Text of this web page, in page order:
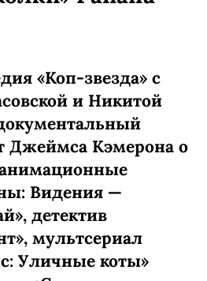
«Коп-звезда» с
и Никитой
Джеймса Кэмерона о
Видения —
детектив
мультсериал
Уличные коты»